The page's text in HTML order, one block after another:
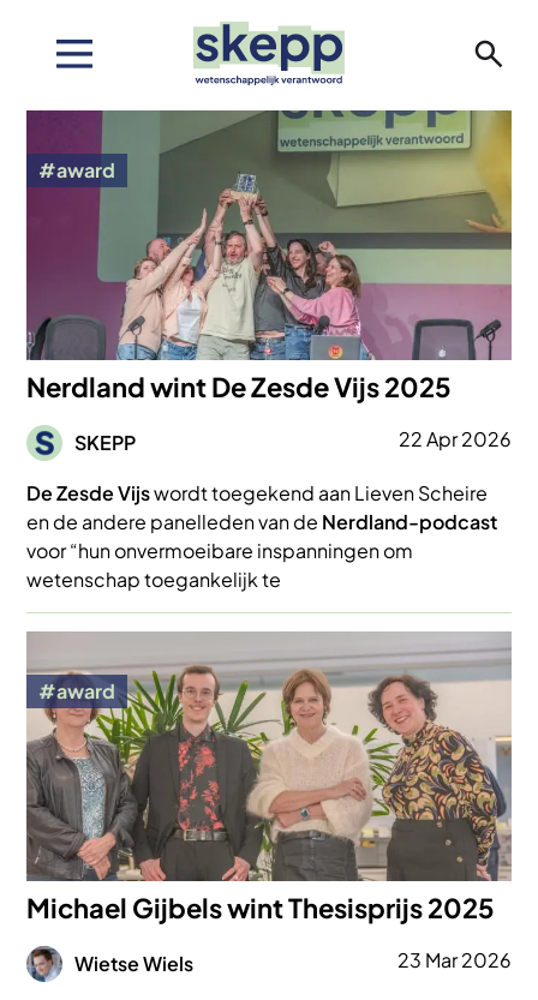
gaan award
Nerdland wint De Zesde Vijs 2025
Afbeelding
SKEPP 22 Apr 2026
De Zesde Vijswordt toegekend aan Lieven Scheire
en de andere panelleden van de Nerdland-podcast
voor “hun onvermoeibare inspanningen om
wetenschap toegankelijk te
award
Michael Gijbels wint Thesisprijs 2025
Afbeelding
Wietse Wiels 23 Mar 2026